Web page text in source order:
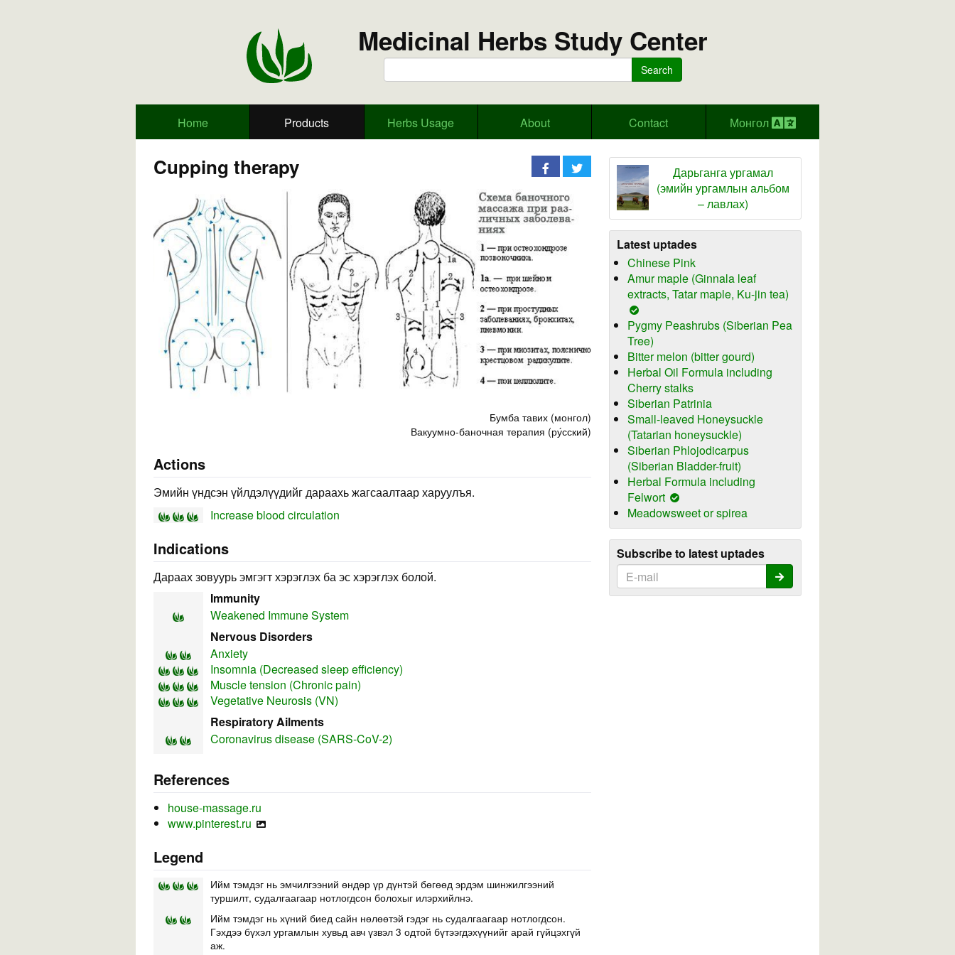
Medicinal Herbs Study Center
Search
Home Products Herbs Usage About Contact Монгол
Cupping therapy
Бумба тавих (монгол)
Вакуумно-баночная терапия (ру́сский)
Actions
Эмийн үндсэн үйлдэлүүдийг дараахь жагсаалтаар харуулъя.
Increase blood circulation
Indications
Дараах зовуурь эмгэгт хэрэглэх ба эс хэрэглэх болой.
Immunity
Weakened Immune System
Nervous Disorders
Anxiety
Insomnia (Decreased sleep efficiency)
Muscle tension (Chronic pain)
Vegetative Neurosis (VN)
Respiratory Ailments
Coronavirus disease (SARS-CoV-2)
References
house-massage.ru
www.pinterest.ru
Legend
Ийм тэмдэг нь эмчилгээний өндөр үр дүнтэй бөгөөд эрдэм шинжилгээний
туршилт, судалгаагаар нотлогдсон болохыг илэрхийлнэ.
Ийм тэмдэг нь хүний биед сайн нөлөөтэй гэдэг нь судалгаагаар нотлогдсон.
Гэхдээ бүхэл ургамлын хувьд авч үзвэл 3 одтой бүтээгдэхүүнийг арай гүйцэхгүй
аж.
Дарьганга ургамал
(эмийн ургамлын альбом
– лавлах)
Latest uptades
Chinese Pink
Amur maple (Ginnala leaf
extracts, Tatar maple, Ku-jin tea)
Pygmy Peashrubs (Siberian Pea
Tree)
Bitter melon (bitter gourd)
Herbal Oil Formula including
Cherry stalks
Siberian Patrinia
Small-leaved Honeysuckle
(Tatarian honeysuckle)
Siberian Phlojodicarpus
(Siberian Bladder-fruit)
Herbal Formula including
Felwort
Meadowsweet or spirea
Subscribe to latest uptades